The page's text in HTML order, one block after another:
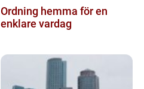
Ordning hemma för en
enklare vardag